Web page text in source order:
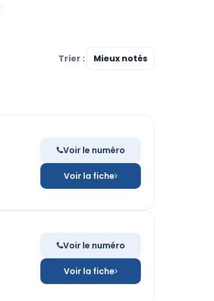
Trier :
Voir le numéro
Voir la fiche
Voir le numéro
Voir la fiche